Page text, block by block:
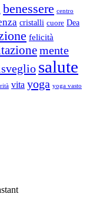
benessere centro
cristalli cuore Dea
felicità
mente
salute
vita yoga yoga vasto